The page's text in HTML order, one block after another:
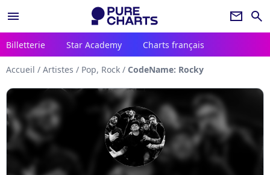
menu newsletter search
Billetterie Star Academy Charts français
Accueil / Artistes / Pop, Rock / CodeName: Rocky